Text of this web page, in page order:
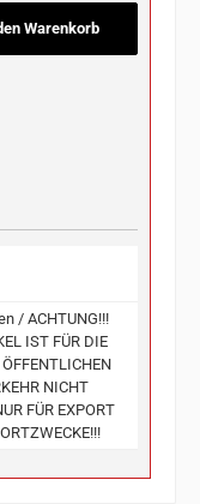
benutze die Schaltflächen
Warenkorb
/ ACHTUNG!!!
IST FÜR DIE
NICHT
FÜR EXPORT